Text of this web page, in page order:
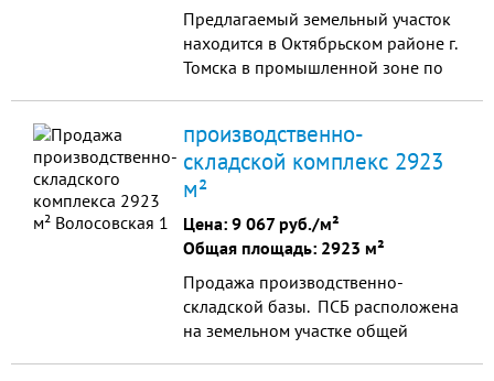
канализация центральные,
помещения оборудованы
системами видеонаблюдения,
асфальтированная дорога,
территория участка
асфальтирована. Огороженная и
стоянки автотранспорта с удобным
подъездом еврофуры.
Производственный комплекс
подходит для размещения
рыбного, мясного, макаронного,
Предлагаемый земельный участок
находится в Октябрьском районе г.
Томска в промышленной зоне по
составля...
производственно-
складской комплекс 2923
м²
Цена: 9 067 руб./м²
Общая площадь: 2923 м²
Продажа производственно-
складской базы. ПСБ расположена
на земельном участке общей